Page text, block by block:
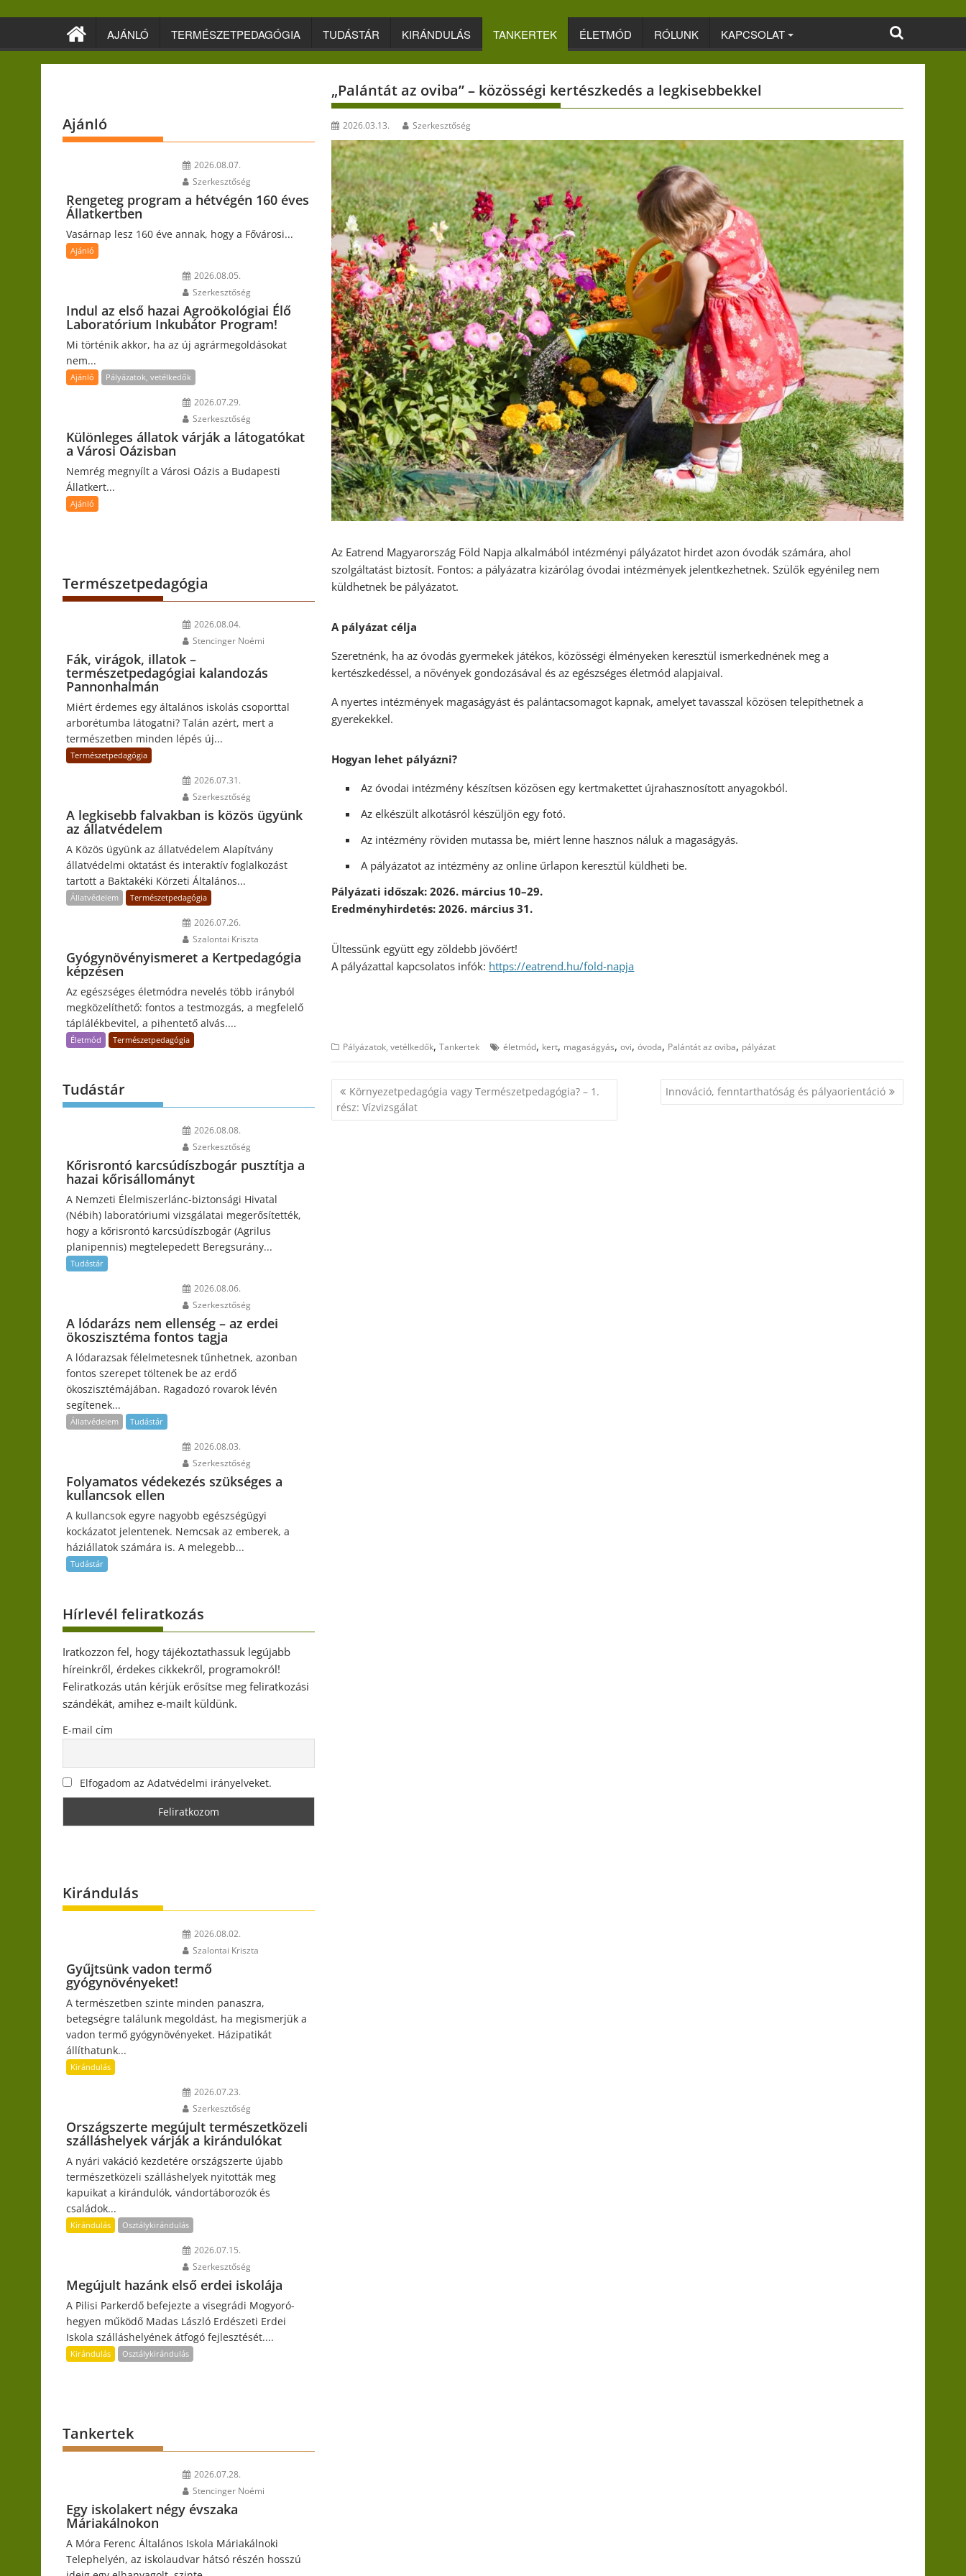
AJÁNLÓ TERMÉSZETPEDAGÓGIA TUDÁSTÁR KIRÁNDULÁS TANKERTEK ÉLETMÓD RÓLUNK KAPCSOLAT
„Palántát az oviba” – közösségi kertészkedés a legkisebbekkel
2026.03.13. Szerkesztőség
Az Eatrend Magyarország Föld Napja alkalmából intézményi pályázatot hirdet azon óvodák számára, ahol
szolgáltatást biztosít. Fontos: a pályázatra kizárólag óvodai intézmények jelentkezhetnek. Szülők egyénileg nem
küldhetnek be pályázatot.
A pályázat célja
Szeretnénk, ha az óvodás gyermekek játékos, közösségi élményeken keresztül ismerkednének meg a
kertészkedéssel, a növények gondozásával és az egészséges életmód alapjaival.
A nyertes intézmények magaságyást és palántacsomagot kapnak, amelyet tavasszal közösen telepíthetnek a
gyerekekkel.
Hogyan lehet pályázni?
Az óvodai intézmény készítsen közösen egy kertmakettet újrahasznosított anyagokból.
Az elkészült alkotásról készüljön egy fotó.
Az intézmény röviden mutassa be, miért lenne hasznos náluk a magaságyás.
A pályázatot az intézmény az online űrlapon keresztül küldheti be.
Pályázati időszak: 2026. március 10–29.
Eredményhirdetés: 2026. március 31.
Ültessünk együtt egy zöldebb jövőért!
A pályázattal kapcsolatos infók: https://eatrend.hu/fold-napja
Pályázatok, vetélkedők,Tankertek életmód, kert, magaságyás,ovi,óvoda, Palántát az oviba, pályázat
Bejegyzés
navigáció
Környezetpedagógia vagy Természetpedagógia? – 1.
rész: Vízvizsgálat
Innováció, fenntarthatóság és pályaorientáció
Ajánló
2026.08.07.
Szerkesztőség
Rengeteg program a hétvégén 160 éves
Állatkertben
Vasárnap lesz 160 éve annak, hogy a Fővárosi...
Ajánló
2026.08.05.
Szerkesztőség
Indul az első hazai Agroökológiai Élő
Laboratórium Inkubátor Program!
Mi történik akkor, ha az új agrármegoldásokat
nem...
Ajánló Pályázatok, vetélkedők
2026.07.29.
Szerkesztőség
Különleges állatok várják a látogatókat
a Városi Oázisban
Nemrég megnyílt a Városi Oázis a Budapesti
Állatkert...
Ajánló
Természetpedagógia
2026.08.04.
Stencinger Noémi
Fák, virágok, illatok –
természetpedagógiai kalandozás
Pannonhalmán
Miért érdemes egy általános iskolás csoporttal
arborétumba látogatni? Talán azért, mert a
természetben minden lépés új...
Természetpedagógia
2026.07.31.
Szerkesztőség
A legkisebb falvakban is közös ügyünk
az állatvédelem
A Közös ügyünk az állatvédelem Alapítvány
állatvédelmi oktatást és interaktív foglalkozást
tartott a Baktakéki Körzeti Általános...
Állatvédelem Természetpedagógia
2026.07.26.
Szalontai Kriszta
Gyógynövényismeret a Kertpedagógia
képzésen
Az egészséges életmódra nevelés több irányból
megközelíthető: fontos a testmozgás, a megfelelő
táplálékbevitel, a pihentető alvás....
Életmód Természetpedagógia
Tudástár
2026.08.08.
Szerkesztőség
Kőrisrontó karcsúdíszbogár pusztítja a
hazai kőrisállományt
A Nemzeti Élelmiszerlánc-biztonsági Hivatal
(Nébih) laboratóriumi vizsgálatai megerősítették,
hogy a kőrisrontó karcsúdíszbogár (Agrilus
planipennis) megtelepedett Beregsurány...
Tudástár
2026.08.06.
Szerkesztőség
A lódarázs nem ellenség – az erdei
ökoszisztéma fontos tagja
A lódarazsak félelmetesnek tűnhetnek, azonban
fontos szerepet töltenek be az erdő
ökoszisztémájában. Ragadozó rovarok lévén
segítenek...
Állatvédelem Tudástár
2026.08.03.
Szerkesztőség
Folyamatos védekezés szükséges a
kullancsok ellen
A kullancsok egyre nagyobb egészségügyi
kockázatot jelentenek. Nemcsak az emberek, a
háziállatok számára is. A melegebb...
Tudástár
Hírlevél feliratkozás
Iratkozzon fel, hogy tájékoztathassuk legújabb
híreinkről, érdekes cikkekről, programokról!
Feliratkozás után kérjük erősítse meg feliratkozási
szándékát, amihez e-mailt küldünk.
E-mail cím
Elfogadom az Adatvédelmi irányelveket.
Kirándulás
2026.08.02.
Szalontai Kriszta
Gyűjtsünk vadon termő
gyógynövényeket!
A természetben szinte minden panaszra,
betegségre találunk megoldást, ha megismerjük a
vadon termő gyógynövényeket. Házipatikát
állíthatunk...
Kirándulás
2026.07.23.
Szerkesztőség
Országszerte megújult természetközeli
szálláshelyek várják a kirándulókat
A nyári vakáció kezdetére országszerte újabb
természetközeli szálláshelyek nyitották meg
kapuikat a kirándulók, vándortáborozók és
családok...
Kirándulás Osztálykirándulás
2026.07.15.
Szerkesztőség
Megújult hazánk első erdei iskolája
A Pilisi Parkerdő befejezte a visegrádi Mogyoró-
hegyen működő Madas László Erdészeti Erdei
Iskola szálláshelyének átfogó fejlesztését....
Kirándulás Osztálykirándulás
Tankertek
2026.07.28.
Stencinger Noémi
Egy iskolakert négy évszaka
Máriakálnokon
A Móra Ferenc Általános Iskola Máriakálnoki
Telephelyén, az iskolaudvar hátsó részén hosszú